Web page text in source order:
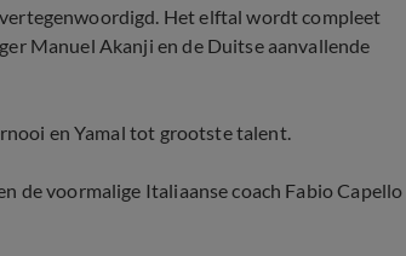
Het elftal wordt compleet
Manuel Akanji en de Duitse aanvallende
en Yamal tot grootste talent.
de voormalige Italiaanse coach Fabio Capello